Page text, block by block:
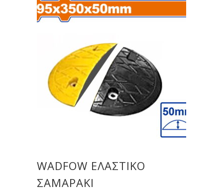
WADFOW ΕΛΑΣΤΙΚΟ
ΣΑΜΑΡΑΚΙ